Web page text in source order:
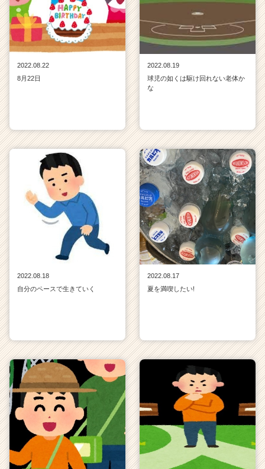
2022.08.22
8月22日
2022.08.19
球児の如くは駆け回れない老体か
な
2022.08.18
自分のペースで生きていく
2022.08.17
夏を満喫したい!